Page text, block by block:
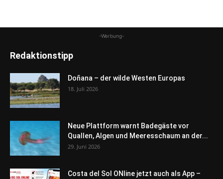
-Werbung-
Redaktionstipp
Doñana – der wilde Westen Europas
18. Juli 2026
Neue Plattform warnt Badegäste vor
Quallen, Algen und Meeresschaum an der...
29. Juni 2026
Costa del Sol ONline jetzt auch als App –